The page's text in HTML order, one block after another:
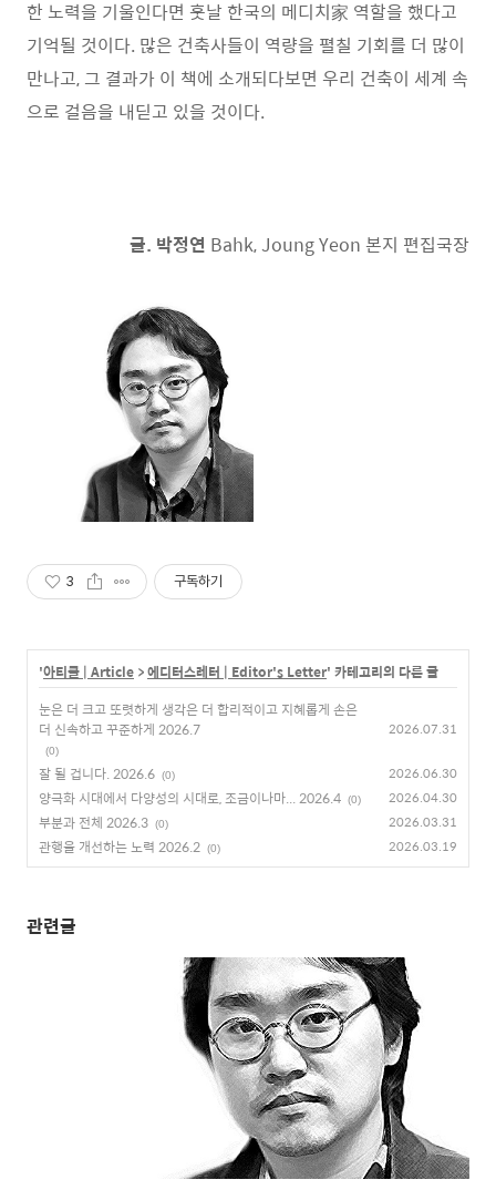
한 노력을 기울인다면 훗날 한국의 메디치家 역할을 했다고
기억될 것이다. 많은 건축사들이 역량을 펼칠 기회를 더 많이
만나고, 그 결과가 이 책에 소개되다보면 우리 건축이 세계 속
으로 걸음을 내딛고 있을 것이다.
글. 박정연 Bahk, Joung Yeon 본지 편집국장
3 구독하기
'아티클 | Article >에디터스레터 | Editor's Letter' 카테고리의 다른 글
눈은 더 크고 또렷하게 생각은 더 합리적이고 지혜롭게 손은
더 신속하고 꾸준하게 2026.7
(0)
2026.07.31
잘 될 겁니다. 2026.6 (0) 2026.06.30
양극화 시대에서 다양성의 시대로, 조금이나마... 2026.4 (0) 2026.04.30
부분과 전체 2026.3 (0) 2026.03.31
관행을 개선하는 노력 2026.2 (0) 2026.03.19
관련글